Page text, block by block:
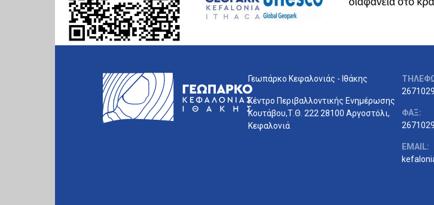
Γεωπάρκο Κεφαλονιάς - Ιθάκης
Κέντρο Περιβαλλοντικής Ενημέρωσης
Κουτάβου,Τ.Θ. 222 28100 Αργοστόλι,
Κεφαλονιά
ΦΑΞ:
EMAIL: